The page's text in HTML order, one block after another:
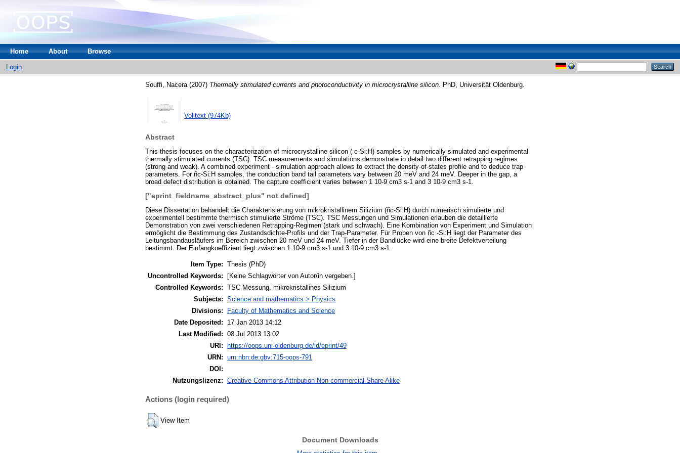
Home About Browse
Login
Souffi, Nacera (2007) Thermally stimulated currents and photoconductivity in microcrystalline silicon. PhD, Universität Oldenburg.
Volltext (974Kb)
Abstract
This thesis focuses on the characterization of microcrystalline silicon ( c-Si:H) samples by numerically simulated and experimental
thermally stimulated currents (TSC). TSC measurements and simulations demonstrate in detail two different retrapping regimes
(strong and weak). A combined experiment - simulation approach allows to extract the density-of-states profile and to deduce trap
parameters. For ñc-Si:H samples, the conduction band tail parameters vary between 20 meV and 24 meV. Deeper in the gap, a
broad defect distribution is obtained. The capture coefficient varies between 1 10-9 cm3 s-1 and 3 10-9 cm3 s-1.
["eprint_fieldname_abstract_plus" not defined]
Diese Dissertation behandelt die Charakterisierung von mikrokristallinem Silizium (ñc-Si:H) durch numerisch simulierte und
experimentell bestimmte thermisch stimulierte Ströme (TSC). TSC Messungen und Simulationen erlauben die detaillierte
Demonstration von zwei verschiedenen Retrapping-Regimen (stark und schwach). Eine Kombination von Experiment und Simulation
ermöglicht die Bestimmung des Zustandsdichte-Profils und der Trap-Parameter. Für Proben von ñc -Si:H liegt der Parameter des
Leitungsbandausläufers im Bereich zwischen 20 meV und 24 meV. Tiefer in der Bandlücke wird eine breite Defektverteilung
bestimmt. Der Einfangkoeffizient liegt zwischen 1 10-9 cm3 s-1 und 3 10-9 cm3 s-1.
Item Type: Thesis (PhD)
Uncontrolled Keywords:
[Keine Schlagwörter von Autor/in vergeben.]
Controlled Keywords: TSC Messung, mikrokristallines Silizium
Subjects: Science and mathematics > Physics
Divisions:
Faculty of Mathematics and Science
Date Deposited:
17 Jan 2013 14:12
Last Modified: 08 Jul 2013 13:02
URI:
https://oops.uni-oldenburg.de/id/eprint/49
URN: urn:nbn:de:gbv:715-oops-791
DOI:
Nutzungslizenz: Creative Commons Attribution Non-commercial Share Alike
Actions (login required)
View Item
Document Downloads